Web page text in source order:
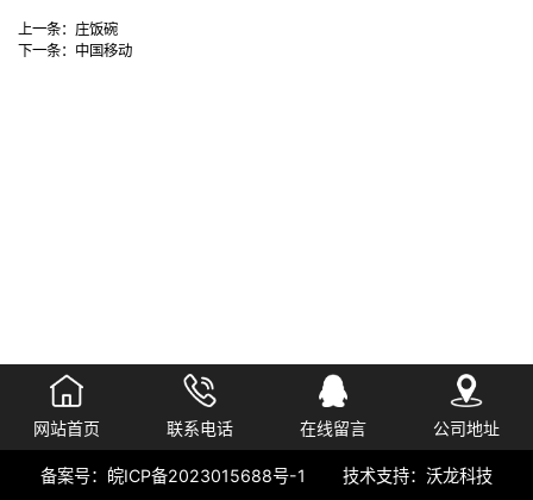
上一条： 庄饭碗
下一条： 中国移动
网站首页 联系电话 在线留言 公司地址
备案号： 皖ICP备2023015688号-1 技术支持：沃龙科技